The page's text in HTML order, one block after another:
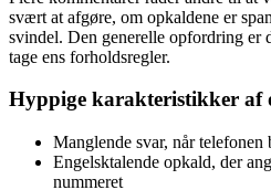
svært at afgøre, om opkaldene er
svindel. Den generelle opfordring
tage ens forholdsregler.
Hyppige karakteristikker af
Manglende svar, når telefonen
Engelsktalende opkald, der
nummeret